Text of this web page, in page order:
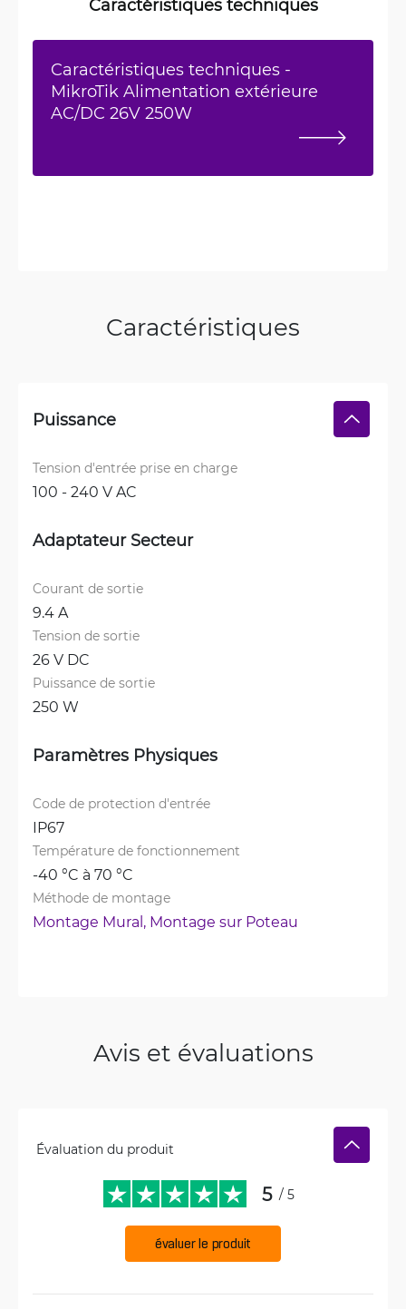
Caractéristiques techniques
Caractéristiques techniques -
MikroTik Alimentation extérieure
AC/DC 26V 250W
Caractéristiques
Puissance
Tension d'entrée prise en charge
100 - 240 V AC
Adaptateur Secteur
Courant de sortie
9.4 A
Tension de sortie
26 V DC
Puissance de sortie
250 W
Paramètres Physiques
Code de protection d'entrée
IP67
Température de fonctionnement
-40 °C à 70 °C
Méthode de montage
Montage Mural, Montage sur Poteau
Avis et évaluations
Évaluation du produit
5 / 5
évaluer le produit